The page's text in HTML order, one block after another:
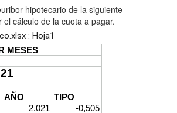
hipotecario de la siguiente
el cálculo de la cuota a pagar.